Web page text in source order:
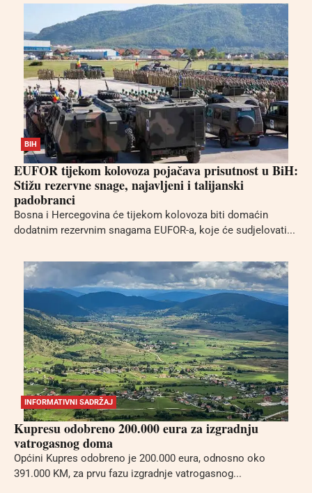
BIH
EUFOR tijekom kolovoza pojačava prisutnost u BiH:
Stižu rezervne snage, najavljeni i talijanski
padobranci
Bosna i Hercegovina će tijekom kolovoza biti domaćin
dodatnim rezervnim snagama EUFOR-a, koje će sudjelovati...
INFORMATIVNI SADRŽAJ
Kupresu odobreno 200.000 eura za izgradnju
vatrogasnog doma
Općini Kupres odobreno je 200.000 eura, odnosno oko
391.000 KM, za prvu fazu izgradnje vatrogasnog...